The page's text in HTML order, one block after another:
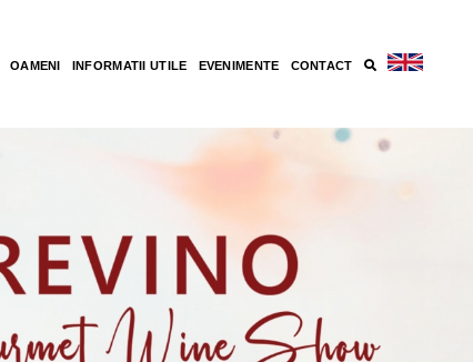
OAMENI INFORMATII UTILE EVENIMENTE CONTACT